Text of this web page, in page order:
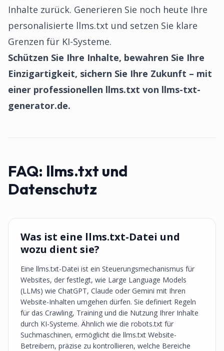
Inhalte zurück. Generieren Sie noch heute Ihre
personalisierte llms.txt und setzen Sie klare
Grenzen für KI-Systeme.
Schützen Sie Ihre Inhalte, bewahren Sie Ihre
Einzigartigkeit, sichern Sie Ihre Zukunft – mit
einer professionellen llms.txt von llms-txt-
generator.de.
FAQ: llms.txt und
Datenschutz
Was ist eine llms.txt-Datei und
wozu dient sie?
Eine llms.txt-Datei ist ein Steuerungsmechanismus für
Websites, der festlegt, wie Large Language Models
(LLMs) wie ChatGPT, Claude oder Gemini mit Ihren
Website-Inhalten umgehen dürfen. Sie definiert Regeln
für das Crawling, Training und die Nutzung Ihrer Inhalte
durch KI-Systeme. Ähnlich wie die robots.txt für
Suchmaschinen, ermöglicht die llms.txt Website-
Betreibern, präzise zu kontrollieren, welche Bereiche